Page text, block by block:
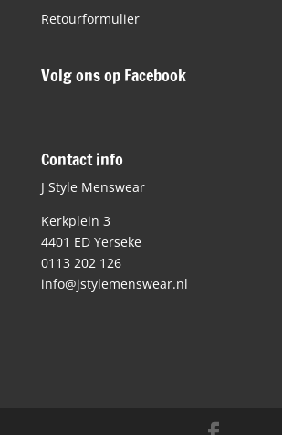
Retourformulier
Volg ons op Facebook
Contact info
J Style Menswear
Kerkplein 3
4401 ED Yerseke
0113 202 126
info@jstylemenswear.nl